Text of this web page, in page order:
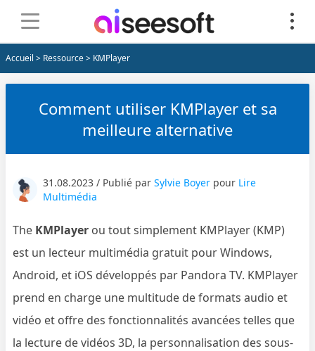
Accueil > Ressource> KMPlayer
Comment utiliser KMPlayer et sa
meilleure alternative
31.08.2023 / Publié parSylvie Boyer pour Lire
Multimédia
The KMPlayer ou tout simplement KMPlayer (KMP)
est un lecteur multimédia gratuit pour Windows,
Android, et iOS développés par Pandora TV. KMPlayer
prend en charge une multitude de formats audio et
vidéo et offre des fonctionnalités avancées telles que
la lecture de vidéos 3D, la personnalisation des sous-